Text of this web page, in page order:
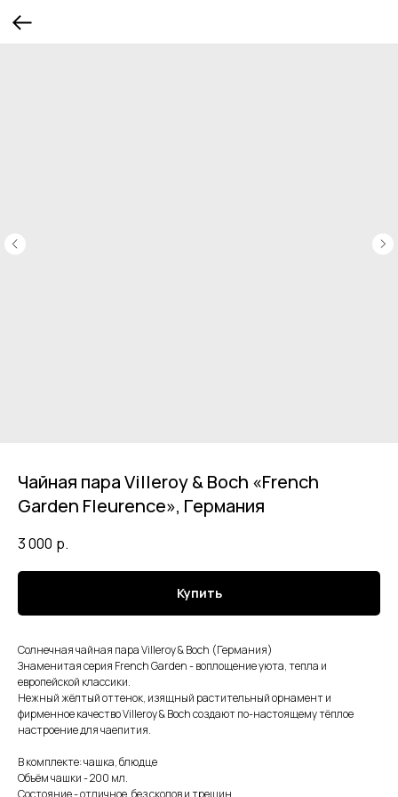
Чайная пара Villeroy & Boch «French
Garden Fleurence», Германия
3 000 р.
Купить
Солнечная чайная пара Villeroy & Boch (Германия)
Знаменитая серия French Garden - воплощение уюта, тепла и
европейской классики.
Нежный жёлтый оттенок, изящный растительный орнамент и
фирменное качество Villeroy & Boch создают по-настоящему тёплое
настроение для чаепития.
В комплекте: чашка, блюдце
Объём чашки - 200 мл.